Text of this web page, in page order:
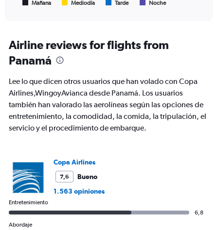
Todos
los
horarios
salida.
Range:
7
categories.
The
chart
Y
axis
displaying
values.
0
to
300.
Mañana Mediodía Tarde Noche
Airline reviews for flights from
Panamá
Lee lo que dicen otros usuarios que han volado con Copa
Airlines,WingoyAvianca desde Panamá. Los usuarios
también han valorado las aerolíneas según las opciones de
entretenimiento, la comodidad, la comida, la tripulación, el
servicio y el procedimiento de embarque.
Copa Airlines
7,6
Bueno
1.563 opiniones
Entretenimiento
6,8
Abordaje